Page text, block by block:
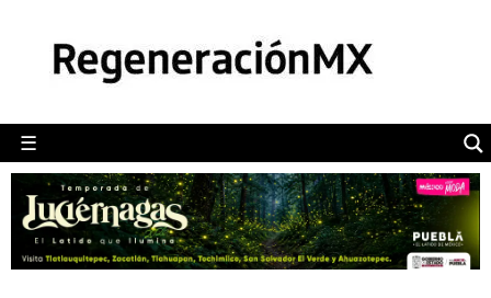
☰
POLÍTICA
CAMALEÓN
OPINIÓN
DEPORTES